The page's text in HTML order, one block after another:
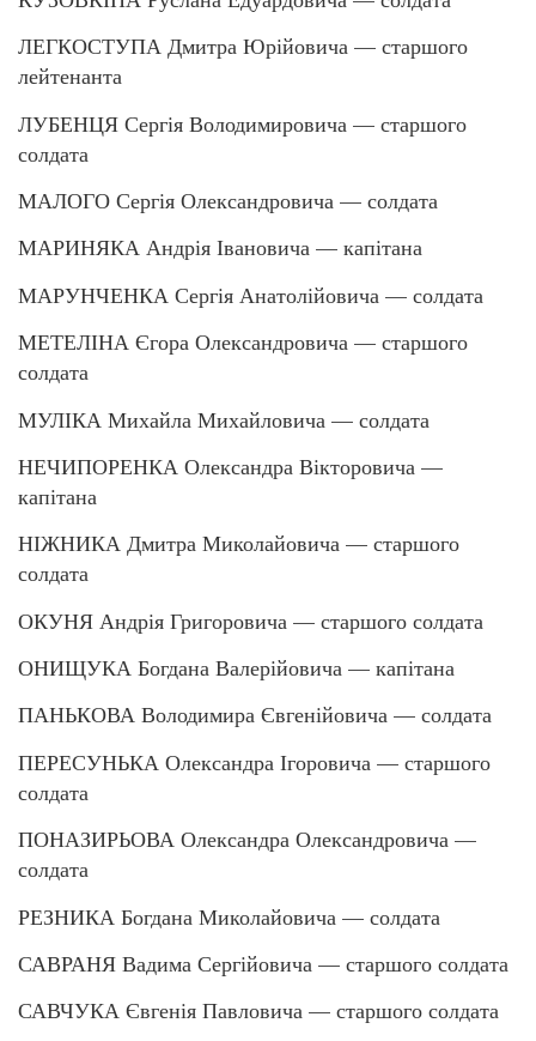
ЛЕГКОСТУПА Дмитра Юрійовича — старшого
лейтенанта
ЛУБЕНЦЯ Сергія Володимировича — старшого
солдата
МАЛОГО Сергія Олександровича — солдата
МАРИНЯКА Андрія Івановича — капітана
МАРУНЧЕНКА Сергія Анатолійовича — солдата
МЕТЕЛІНА Єгора Олександровича — старшого
солдата
МУЛІКА Михайла Михайловича — солдата
НЕЧИПОРЕНКА Олександра Вікторовича —
капітана
НІЖНИКА Дмитра Миколайовича — старшого
солдата
ОКУНЯ Андрія Григоровича — старшого солдата
ОНИЩУКА Богдана Валерійовича — капітана
ПАНЬКОВА Володимира Євгенійовича — солдата
ПЕРЕСУНЬКА Олександра Ігоровича — старшого
солдата
ПОНАЗИРЬОВА Олександра Олександровича —
солдата
РЕЗНИКА Богдана Миколайовича — солдата
САВРАНЯ Вадима Сергійовича — старшого солдата
САВЧУКА Євгенія Павловича — старшого солдата